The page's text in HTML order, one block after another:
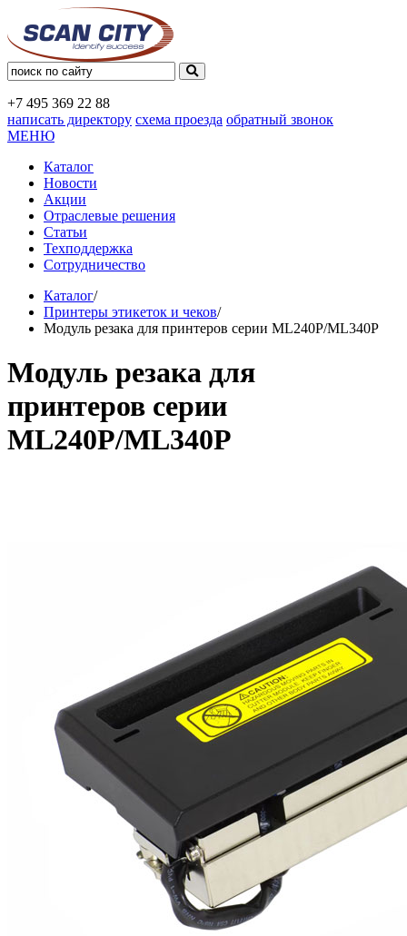
+7 495 369 22 88
написать директору схема проезда обратный звонок
МЕНЮ
Каталог
Новости
Акции
Отраслевые решения
Статьи
Техподдержка
Сотрудничество
Каталог/
Принтеры этикеток и чеков/
Модуль резака для принтеров серии ML240P/ML340P
Модуль резака для
принтеров серии
ML240P/ML340P